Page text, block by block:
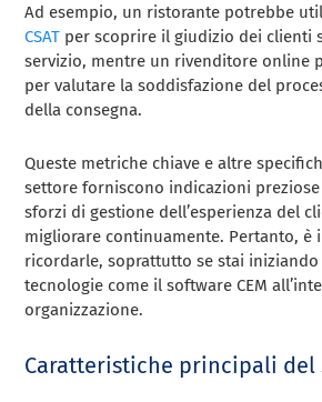
Ad esempio, un ristorante potrebbe
CSAT per scoprire il giudizio dei clienti
servizio, mentre un rivenditore online
per valutare la soddisfazione del
della consegna.
Queste metriche chiave e altre
settore forniscono indicazioni preziose
sforzi di gestione dell’esperienza del
migliorare continuamente. Pertanto, è
ricordarle, soprattutto se stai
tecnologie come il software CEM
organizzazione.
Caratteristiche principali del